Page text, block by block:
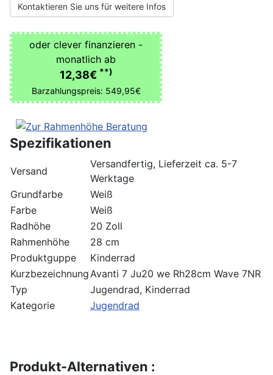
Kontaktieren Sie uns für weitere Infos
oder clever finanzieren -
monatlich ab
12,38€ **)
Barzahlungspreis: 549,95€
Spezifikationen
Versand
Versandfertig, Lieferzeit ca. 5-7
Werktage
Grundfarbe
Weiß
Farbe
Weiß
Radhöhe
20 Zoll
Rahmenhöhe
28 cm
Produktguppe
Kinderrad
Kurzbezeichnung Avanti 7 Ju20 we Rh28cm Wave 7NR
Typ
Jugendrad, Kinderrad
Kategorie
Jugendrad
Produkt-Alternativen :